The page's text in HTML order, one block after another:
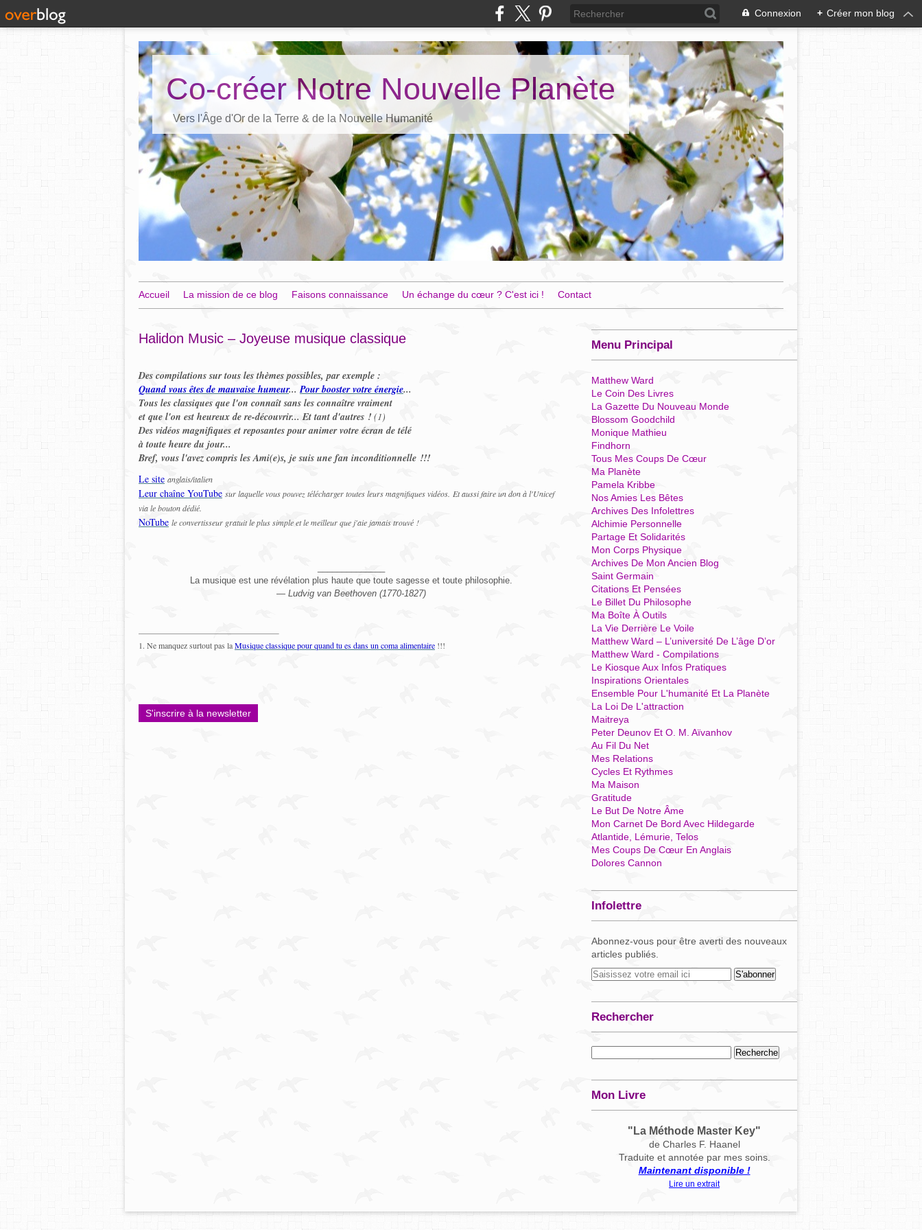
Connexion + Créer mon blog
Co-créer Notre Nouvelle Planète
Vers l'Âge d'Or de la Terre & de la Nouvelle Humanité
Accueil La mission de ce blog Faisons connaissance Un échange du cœur ? C'est ici ! Contact
Halidon Music – Joyeuse musique classique
Des compilations sur tous les thèmes possibles, par exemple :
Quand vous êtes de mauvaise humeur...Pour booster votre énergie...
Tous les classiques que l'on connaît sans les connaître vraiment
et que l'on est heureux de re-découvrir... Et tant d'autres ! (1)
Des vidéos magnifiques et reposantes pour animer votre écran de télé
à toute heure du jour...
Bref, vous l'avez compris les Ami(e)s, je suis une fan inconditionnelle !!!
Le site anglais/italien
Leur chaîne YouTube sur laquelle vous pouvez télécharger toutes leurs magnifiques vidéos. Et aussi faire un don à l'Unicef
via le bouton dédié
NoTube le convertisseur gratuit le plus simple et le meilleur que j'aie jamais trouvé !
La musique est une révélation plus haute que toute sagesse et toute philosophie.
— Ludvig van Beethoven (1770-1827)
1. Ne manquez surtout pas laMusique classique pour quand tu es dans un coma alimentaire !!!
S'inscrire à la newsletter
Menu Principal
Matthew Ward
Le Coin Des Livres
La Gazette Du Nouveau Monde
Blossom Goodchild
Monique Mathieu
Findhorn
Tous Mes Coups De Cœur
Ma Planète
Pamela Kribbe
Nos Amies Les Bêtes
Archives Des Infolettres
Alchimie Personnelle
Partage Et Solidarités
Mon Corps Physique
Archives De Mon Ancien Blog
Saint Germain
Citations Et Pensées
Le Billet Du Philosophe
Ma Boîte À Outils
La Vie Derrière Le Voile
Matthew Ward – L’université De L’âge D’or
Matthew Ward - Compilations
Le Kiosque Aux Infos Pratiques
Inspirations Orientales
Ensemble Pour L'humanité Et La Planète
La Loi De L'attraction
Maitreya
Peter Deunov Et O. M. Aïvanhov
Au Fil Du Net
Mes Relations
Cycles Et Rythmes
Ma Maison
Gratitude
Le But De Notre Âme
Mon Carnet De Bord Avec Hildegarde
Atlantide, Lémurie, Telos
Mes Coups De Cœur En Anglais
Dolores Cannon
Infolettre
Abonnez-vous pour être averti des nouveaux
articles publiés.
Rechercher
Mon Livre
"La Méthode Master Key"
de Charles F. Haanel
Traduite et annotée par mes soins.
Maintenant disponible !
Lire un extrait